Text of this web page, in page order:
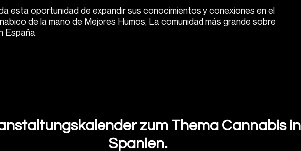
esta oportunidad de expandir sus conocimientos y conexiones en el
de la mano de Mejores Humos, La comunidad más grande sobre
España.
zum Thema Cannabis in
Spanien.